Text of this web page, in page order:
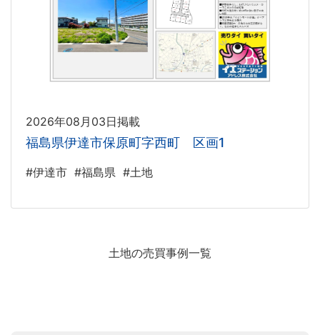
2026年08月03日掲載
福島県伊達市保原町字西町 区画1
#伊達市 #福島県 #土地
土地の売買事例一覧